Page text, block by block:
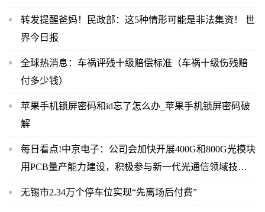
转发提醒爸妈！民政部：这5种情形可能是非法集资！ 世
界今日报
全球热消息：车祸评残十级赔偿标准（车祸十级伤残赔
付多少钱）
苹果手机锁屏密码和id忘了怎么办_苹果手机锁屏密码破
解
每日看点!中京电子：公司会加快开展400G和800G光模块
用PCB量产能力建设，积极参与新一代光通信领域技术
无锡市2.34万个停车位实现“先离场后付费”